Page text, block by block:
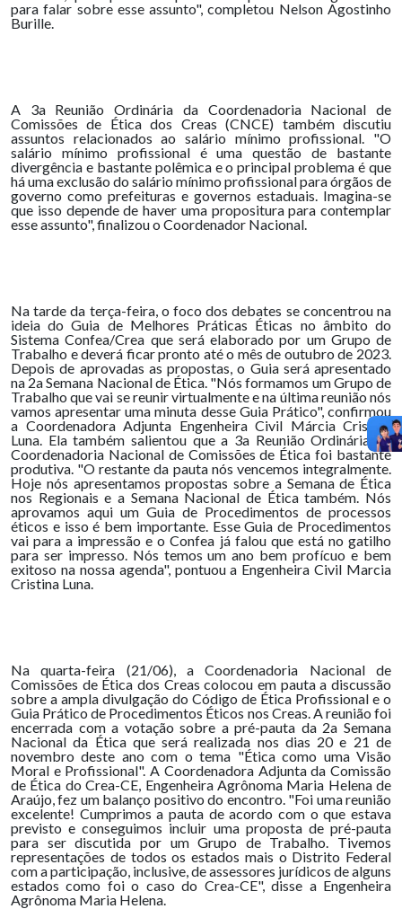
para falar sobre esse assunto", completou Nelson Agostinho
Burille.
A 3a Reunião Ordinária da Coordenadoria Nacional de
Comissões de Ética dos Creas (CNCE) também discutiu
assuntos relacionados ao salário mínimo profissional. "O
salário mínimo profissional é uma questão de bastante
divergência e bastante polêmica e o principal problema é que
há uma exclusão do salário mínimo profissional para órgãos de
governo como prefeituras e governos estaduais. Imagina-se
que isso depende de haver uma propositura para contemplar
esse assunto", finalizou o Coordenador Nacional.
Na tarde da terça-feira, o foco dos debates se concentrou na
ideia do Guia de Melhores Práticas Éticas no âmbito do
Sistema Confea/Crea que será elaborado por um Grupo de
Trabalho e deverá ficar pronto até o mês de outubro de 2023.
Depois de aprovadas as propostas, o Guia será apresentado
na 2a Semana Nacional de Ética. "Nós formamos um Grupo de
Trabalho que vai se reunir virtualmente e na última reunião nós
vamos apresentar uma minuta desse Guia Prático", confirmou
a Coordenadora Adjunta Engenheira Civil Márcia Cristina
Luna. Ela também salientou que a 3a Reunião Ordinária da
Coordenadoria Nacional de Comissões de Ética foi bastante
produtiva. "O restante da pauta nós vencemos integralmente.
Hoje nós apresentamos propostas sobre a Semana de Ética
nos Regionais e a Semana Nacional de Ética também. Nós
aprovamos aqui um Guia de Procedimentos de processos
éticos e isso é bem importante. Esse Guia de Procedimentos
vai para a impressão e o Confea já falou que está no gatilho
para ser impresso. Nós temos um ano bem profícuo e bem
exitoso na nossa agenda", pontuou a Engenheira Civil Marcia
Cristina Luna.
Na quarta-feira (21/06), a Coordenadoria Nacional de
Comissões de Ética dos Creas colocou em pauta a discussão
sobre a ampla divulgação do Código de Ética Profissional e o
Guia Prático de Procedimentos Éticos nos Creas. A reunião foi
encerrada com a votação sobre a pré-pauta da 2a Semana
Nacional da Ética que será realizada nos dias 20 e 21 de
novembro deste ano com o tema "Ética como uma Visão
Moral e Profissional". A Coordenadora Adjunta da Comissão
de Ética do Crea-CE, Engenheira Agrônoma Maria Helena de
Araújo, fez um balanço positivo do encontro. "Foi uma reunião
excelente! Cumprimos a pauta de acordo com o que estava
previsto e conseguimos incluir uma proposta de pré-pauta
para ser discutida por um Grupo de Trabalho. Tivemos
representações de todos os estados mais o Distrito Federal
com a participação, inclusive, de assessores jurídicos de alguns
estados como foi o caso do Crea-CE", disse a Engenheira
Agrônoma Maria Helena.